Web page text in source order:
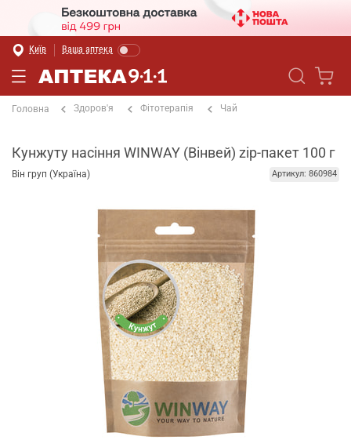
Київ Ваша аптека
Головна Здоров'я Фітотерапія Чай
Кунжуту насіння WINWAY (Вінвей) zip-пакет 100 г
Він груп (Україна) Артикул: 860984